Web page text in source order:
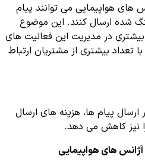
های هواپیمایی می توانند پیام
شده ارسال کنند. این موضوع
در مدیریت این فعالیت های
تعداد بیشتری از مشتریان ارتباط
پیام ها، هزینه های ارسال
نیز کاهش می دهد.
های هواپیمایی